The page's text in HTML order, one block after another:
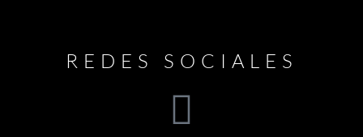
REDES SOCIALES